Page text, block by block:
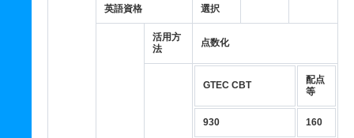
英語資格 選択
活用方
法
点数化
GTEC CBT
配点
等
930 160